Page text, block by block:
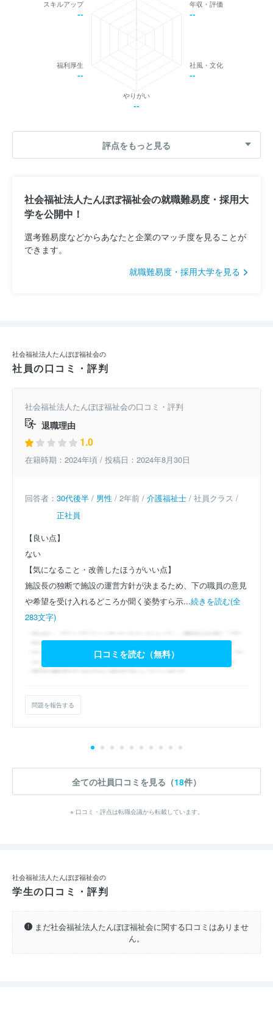
年収・評価
--
社風・文化
--
やりがい
--
福利厚生
--
スキルアップ
--
評点をもっと見る
社会福祉法人たんぽぽ福祉会の就職難易度・採用大
学を公開中！
選考難易度などからあなたと企業のマッチ度を見ることが
できます。
就職難易度・採用大学を見る
社会福祉法人たんぽぽ福祉会の
社員の口コミ・評判
社会福祉法人たんぽぽ福祉会の口コミ・評判
退職理由
1.0
在籍時期：2024年頃 / 投稿日：2024年8月30日
回答者： 30代後半 / 男性 / 2年前 / 介護福祉士 / 社員クラス /
正社員
【良い点】
ない
【気になること・改善したほうがいい点】
施設長の独断で施設の運営方針が決まるため、下の職員の意見
や希望を受け入れるどころか聞く姿勢すら示...続きを読む(全
283文字)
口コミを読む（無料）
問題を報告する
全ての社員口コミを見る（18件）
※ 口コミ・評点は転職会議から転載しています。
社会福祉法人たんぽぽ福祉会の
学生の口コミ・評判
まだ社会福祉法人たんぽぽ福祉会に関する口コミはありませ
ん。